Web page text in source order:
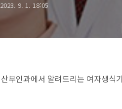
2023. 9. 1. 18:05
산부인과에서 알려드리는 여자생식